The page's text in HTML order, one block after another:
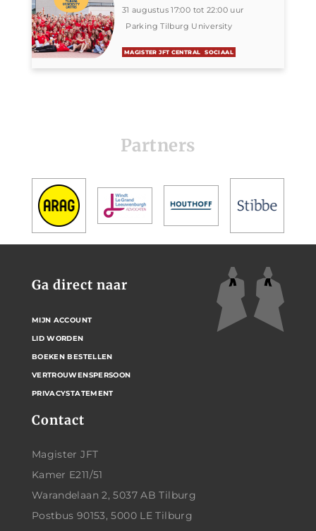
31 augustus 17:00 tot 22:00 uur
Parking Tilburg University
MAGISTER JFT CENTRAL SOCIAAL
Partners
Contact
Magister JFT
Kamer E211/51
Warandelaan 2, 5037 AB Tilburg
Postbus 90153, 5000 LE Tilburg
Ga direct naar
MIJN ACCOUNT
LID WORDEN
BOEKEN BESTELLEN
VERTROUWENSPERSOON
PRIVACYSTATEMENT